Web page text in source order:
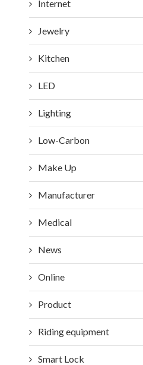
Internet
Jewelry
Kitchen
LED
Lighting
Low-Carbon
Make Up
Manufacturer
Medical
News
Online
Product
Riding equipment
Smart Lock